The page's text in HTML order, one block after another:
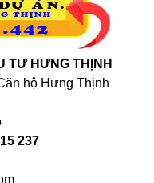
TƯ HƯNG THỊNH
hộ Hưng Thịnh
237